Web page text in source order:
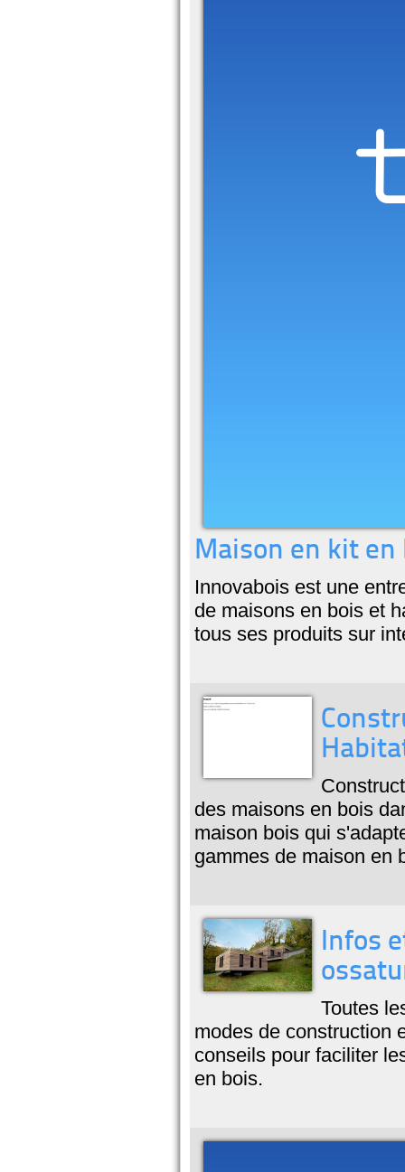
Maison en kit en
Innovabois est une
de maisons en bois et
tous ses produits sur
des maisons en bois
maison bois qui
gammes de maison en
Infos
Toutes
modes de construction
conseils pour faciliter
en bois.